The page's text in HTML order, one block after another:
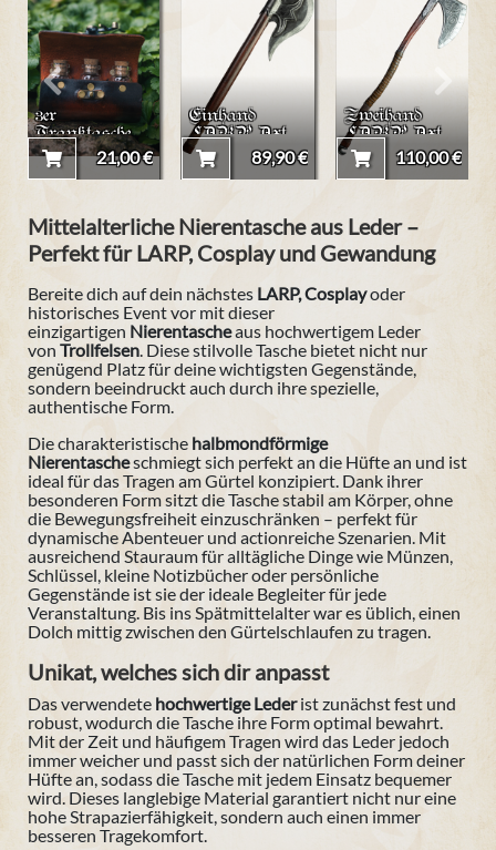
3er
Tranktasche
mit
Riegelhaken
21,00 €
Einhand
LARP Axt
"Ewan"
89,90 €
Zweihand
LARP Axt
"Kyan"110,00 €
Mittelalterliche Nierentasche aus Leder –
Perfekt für LARP, Cosplay und Gewandung
Bereite dich auf dein nächstes LARP, Cosplayoder
historisches Event vor mit dieser
einzigartigen Nierentascheaus hochwertigem Leder
von Trollfelsen. Diese stilvolle Tasche bietet nicht nur
genügend Platz für deine wichtigsten Gegenstände,
sondern beeindruckt auch durch ihre spezielle,
authentische Form.
Die charakteristische halbmondförmige
Nierentascheschmiegt sich perfekt an die Hüfte an und ist
ideal für das Tragen am Gürtel konzipiert. Dank ihrer
besonderen Form sitzt die Tasche stabil am Körper, ohne
die Bewegungsfreiheit einzuschränken – perfekt für
dynamische Abenteuer und actionreiche Szenarien. Mit
ausreichend Stauraum für alltägliche Dinge wie Münzen,
Schlüssel, kleine Notizbücher oder persönliche
Gegenstände ist sie der ideale Begleiter für jede
Veranstaltung. Bis ins Spätmittelalter war es üblich, einen
Dolch mittig zwischen den Gürtelschlaufen zu tragen.
Unikat, welches sich dir anpasst
Das verwendete hochwertige Lederist zunächst fest und
robust, wodurch die Tasche ihre Form optimal bewahrt.
Mit der Zeit und häufigem Tragen wird das Leder jedoch
immer weicher und passt sich der natürlichen Form deiner
Hüfte an, sodass die Tasche mit jedem Einsatz bequemer
wird. Dieses langlebige Material garantiert nicht nur eine
hohe Strapazierfähigkeit, sondern auch einen immer
besseren Tragekomfort.